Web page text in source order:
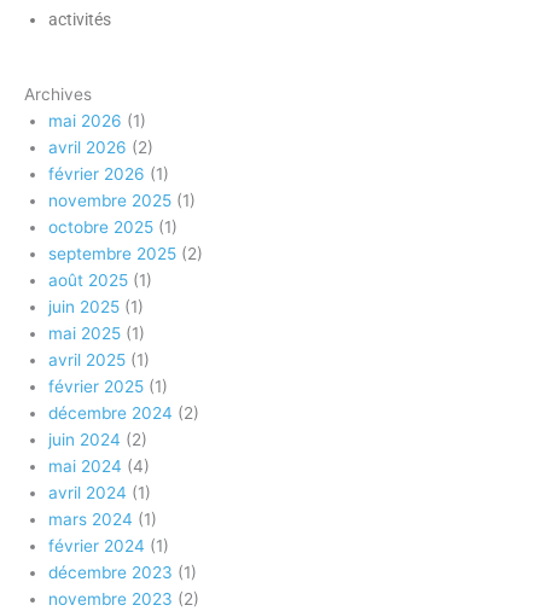
activités
Archives
mai 2026 (1)
avril 2026 (2)
février 2026 (1)
novembre 2025 (1)
octobre 2025 (1)
septembre 2025 (2)
août 2025 (1)
juin 2025 (1)
mai 2025 (1)
avril 2025 (1)
février 2025 (1)
décembre 2024 (2)
juin 2024 (2)
mai 2024 (4)
avril 2024 (1)
mars 2024 (1)
février 2024 (1)
décembre 2023 (1)
novembre 2023 (2)